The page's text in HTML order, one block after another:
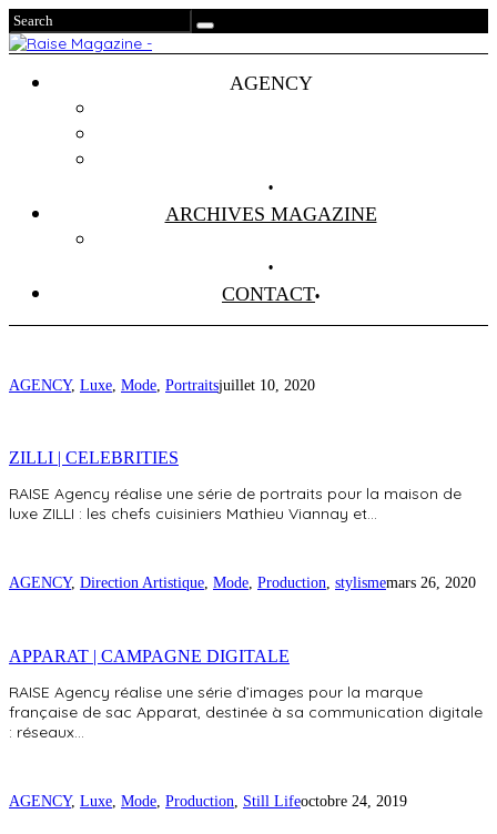
AGENCY
ARCHIVES MAGAZINE
CONTACT
AGENCY, Luxe, Mode, Portraitsjuillet 10, 2020
ZILLI | CELEBRITIES
RAISE Agency réalise une série de portraits pour la maison de
luxe ZILLI : les chefs cuisiniers Mathieu Viannay et…
AGENCY, Direction Artistique, Mode, Production, stylismemars 26, 2020
APPARAT | CAMPAGNE DIGITALE
RAISE Agency réalise une série d’images pour la marque
française de sac Apparat, destinée à sa communication digitale
: réseaux…
AGENCY, Luxe Mode Production Still Lifeoctobre 24, 2019